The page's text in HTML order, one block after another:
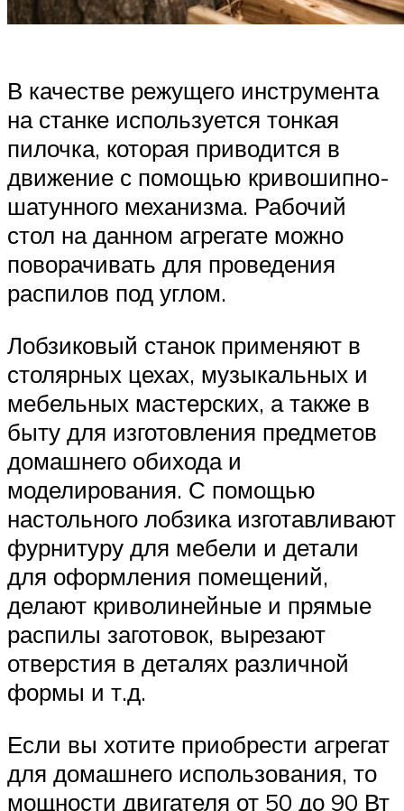
В качестве режущего инструмента
на станке используется тонкая
пилочка, которая приводится в
движение с помощью кривошипно-
шатунного механизма. Рабочий
стол на данном агрегате можно
поворачивать для проведения
распилов под углом.
Лобзиковый станок применяют в
столярных цехах, музыкальных и
мебельных мастерских, а также в
быту для изготовления предметов
домашнего обихода и
моделирования. С помощью
настольного лобзика изготавливают
фурнитуру для мебели и детали
для оформления помещений,
делают криволинейные и прямые
распилы заготовок, вырезают
отверстия в деталях различной
формы и т.д.
Если вы хотите приобрести агрегат
для домашнего использования, то
мощности двигателя от 50 до 90 Вт